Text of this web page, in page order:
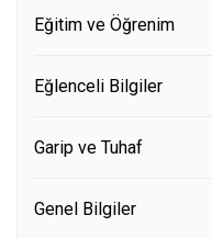
Eğitim ve Öğrenim
Eğlenceli Bilgiler
Garip ve Tuhaf
Genel Bilgiler